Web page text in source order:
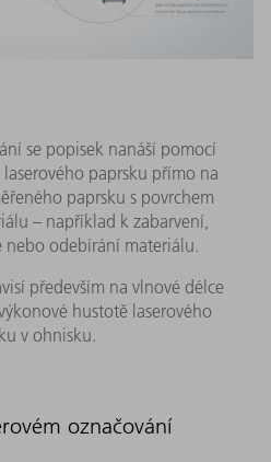
se popisek nanáší pomocí
paprsku přímo na
paprsku s povrchem
– například k zabarvení,
odebírání materiálu.
především na vlnové délce
hustotě laserového
v ohnisku.
označování